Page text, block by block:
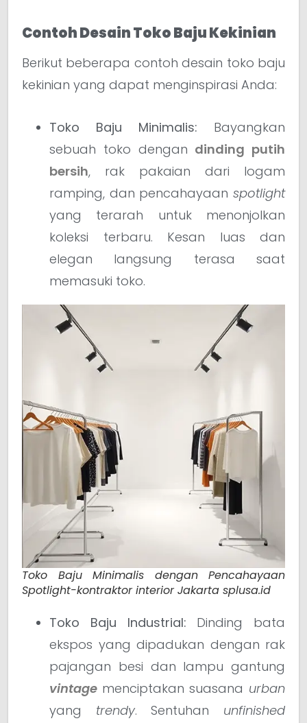
Contoh Desain Toko Baju Kekinian
Berikut beberapa contoh desain toko baju
kekinian yang dapat menginspirasi Anda:
Toko Baju Minimalis: Bayangkan
sebuah toko dengan dinding putih
bersih, rak pakaian dari logam
ramping, dan pencahayaan spotlight
yang terarah untuk menonjolkan
koleksi terbaru. Kesan luas dan
elegan langsung terasa saat
memasuki toko.
Toko Baju Minimalis dengan Pencahayaan
Spotlight-kontraktor interior Jakarta splusa.id
Toko Baju Industrial: Dinding bata
ekspos yang dipadukan dengan rak
pajangan besi dan lampu gantung
vintage menciptakan suasana urban
yang trendy. Sentuhan unfinished